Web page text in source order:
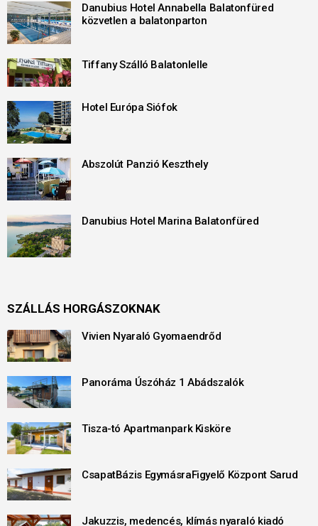
Danubius Hotel Annabella Balatonfüred
közvetlen a balatonparton
Tiffany Szálló Balatonlelle
Hotel Európa Siófok
Abszolút Panzió Keszthely
Danubius Hotel Marina Balatonfüred
SZÁLLÁS HORGÁSZOKNAK
Vivien Nyaraló Gyomaendrőd
Panoráma Úszóház 1 Abádszalók
Tisza-tó Apartmanpark Kisköre
CsapatBázis EgymásraFigyelő Központ Sarud
Jakuzzis, medencés, klímás nyaraló kiadó